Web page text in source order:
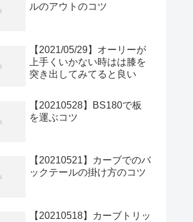
ルのアウトのコツ
【2021/05/29】オーリーが
上手くいかない時はは膝を
突き出してみてると良い
【20210528】BS180で板
を運ぶコツ
【20210521】カーブでのバ
ックテールの掛け方のコツ
【20210518】カーブトリッ